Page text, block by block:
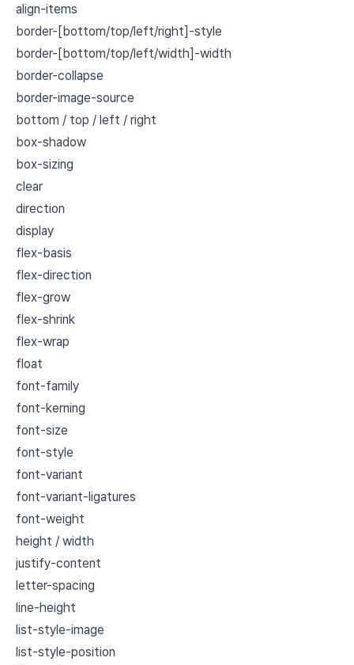
align-items
border-[bottom/top/left/right]-style
border-[bottom/top/left/width]-width
border-collapse
border-image-source
bottom / top / left / right
box-shadow
box-sizing
clear
direction
display
flex-basis
flex-direction
flex-grow
flex-shrink
flex-wrap
float
font-family
font-kerning
font-size
font-style
font-variant
font-variant-ligatures
font-weight
height / width
justify-content
letter-spacing
line-height
list-style-image
list-style-position